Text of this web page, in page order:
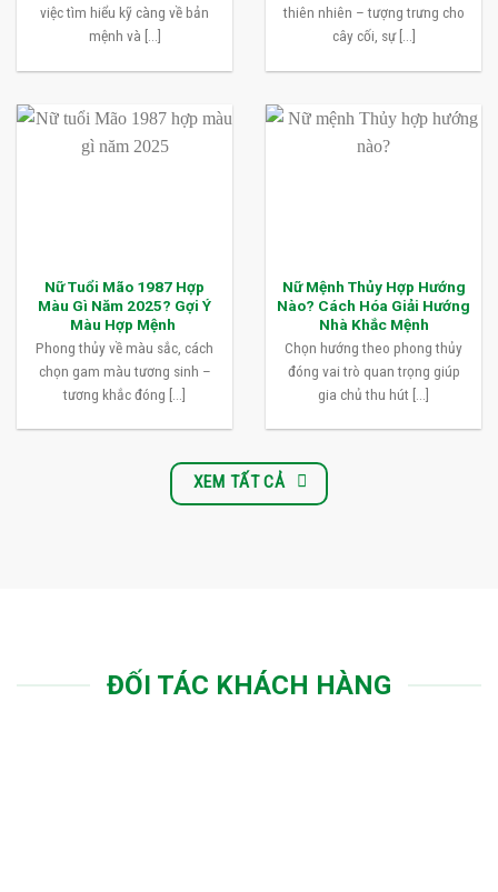
việc tìm hiểu kỹ càng về bản
mệnh và [...]
thiên nhiên – tượng trưng cho
cây cối, sự [...]
Nữ Tuổi Mão 1987 Hợp
Màu Gì Năm 2025? Gợi Ý
Màu Hợp Mệnh
Phong thủy về màu sắc, cách
chọn gam màu tương sinh –
tương khắc đóng [...]
Nữ Mệnh Thủy Hợp Hướng
Nào? Cách Hóa Giải Hướng
Nhà Khắc Mệnh
Chọn hướng theo phong thủy
đóng vai trò quan trọng giúp
gia chủ thu hút [...]
XEM TẤT CẢ
ĐỐI TÁC KHÁCH HÀNG